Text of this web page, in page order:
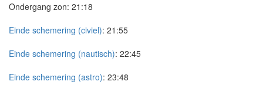
Ondergang zon: 21:18
Einde schemering (civiel): 21:55
Einde schemering (nautisch): 22:45
Einde schemering (astro): 23:48